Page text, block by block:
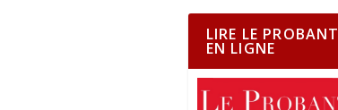
LIRE LE PROBANT
EN LIGNE